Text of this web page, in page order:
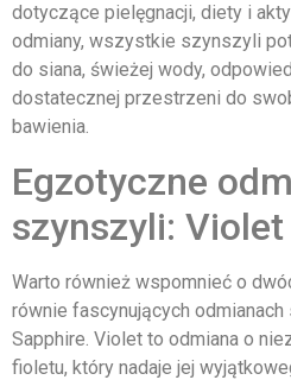
dotyczące pielęgnacji, diety i
odmiany, wszystkie szynszyli
do siana, świeżej wody,
dostatecznej przestrzeni do
bawienia.
Egzotyczne
szynszyli:
Warto również wspomnieć o
równie fascynujących
Sapphire. Violet to odmiana o
fioletu, który nadaje jej